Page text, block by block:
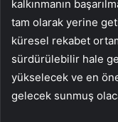
kalkınmanın
tam olarak yerine
küresel rekabet
sürdürülebilir hale
yükselecek ve en
gelecek sunmuş